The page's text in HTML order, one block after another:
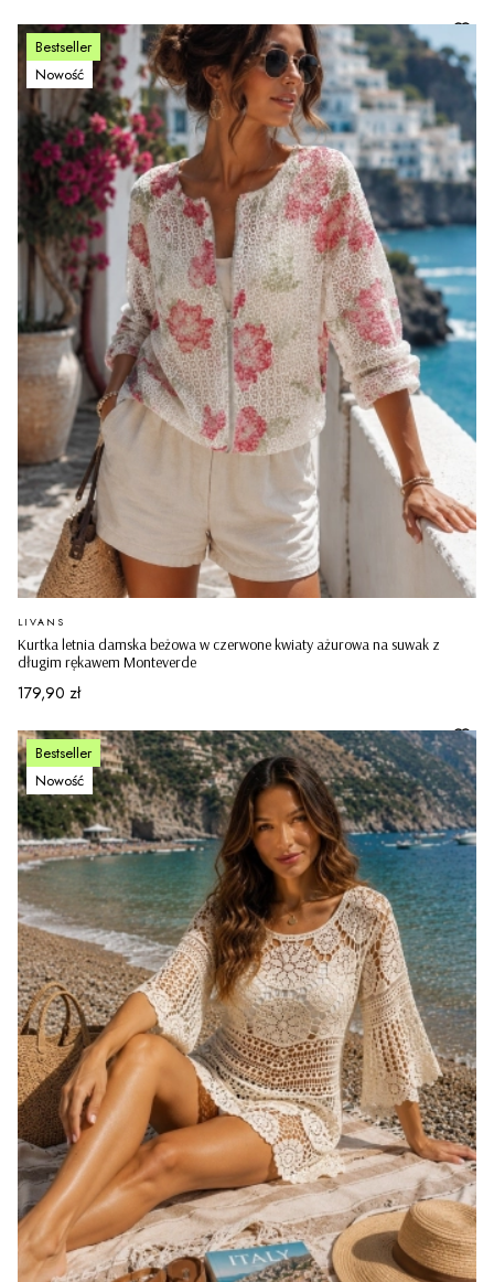
Bestseller
Nowość
Kurtka letnia damska beżowa w czerwone kwiaty ażurowa na suwak z
długim rękawem Monteverde
PRODUCENT
LIVANS
Cena
179,90 zł
Bestseller
Nowość